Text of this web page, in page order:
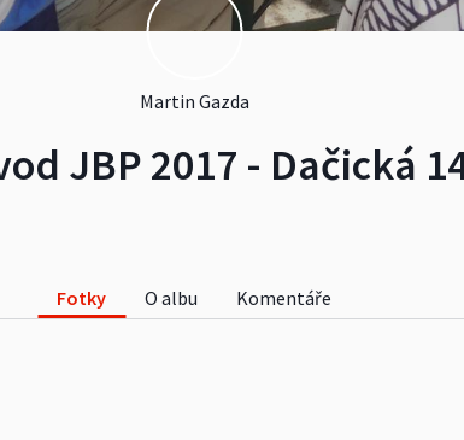
Martin Gazda
JBP 2017 - Dačická
Fotky O albu Komentáře